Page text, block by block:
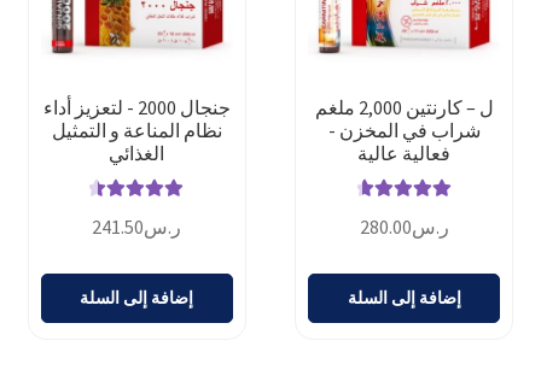
ل – كارنتين 2,000 ملغم
شراب في المخزن -
فعالية عالية
4.73
ر.س280.00
إضافة إلى السلة
جنجال 2000 - لتعزيز أداء
نظام المناعة و التمثيل
الغذائي
4.60من 5
ر.س241.50
إضافة إلى السلة